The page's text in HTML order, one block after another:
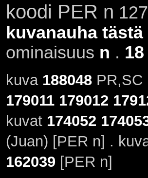
koodi PER n
kuvanauha
ominaisuus n .
kuva 188048PR,SC
179011 179012
kuvat 174052
(Juan) [PER n] .
162039 [PER n]